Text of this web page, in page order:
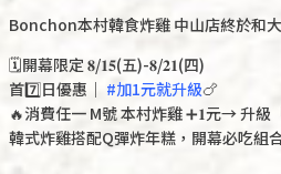
Bonchon本村韓食炸雞 中山店終於和
🗓️開幕限定 𝟖/𝟏𝟓(五)-𝟖/𝟐𝟏(四)
首7️⃣日優惠｜ #加1元就升級🍗
🔥消費任一 M號 本村炸雞 ➕𝟏元→ 升級
韓式炸雞搭配Q彈炸年糕，開幕必吃組